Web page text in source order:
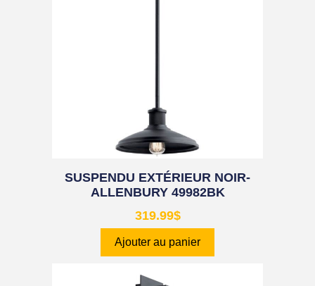
SUSPENDU EXTÉRIEUR NOIR-
ALLENBURY 49982BK
319.99$
Ajouter au panier